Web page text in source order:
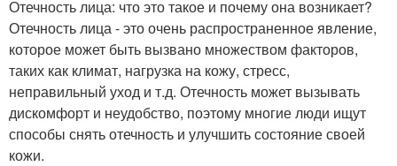
Отечность лица: что это такое и почему она возникает?
Отечность лица - это очень распространенное явление,
которое может быть вызвано множеством факторов,
таких как климат, нагрузка на кожу, стресс,
неправильный уход и т.д. Отечность может вызывать
дискомфорт и неудобство, поэтому многие люди ищут
способы снять отечность и улучшить состояние своей
кожи.